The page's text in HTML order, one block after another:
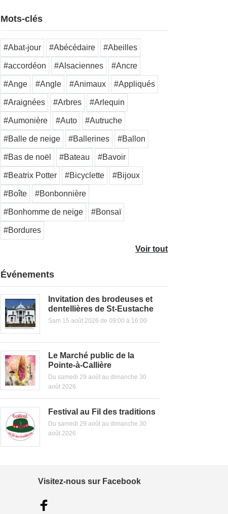
Mots-clés
#Abat-jour #Abécédaire #Abeilles
#accordéon #Alsaciennes #Ancre
#Ange #Angle #Animaux #Appliqués
#Araignées #Arbres #Arlequin
#Aumonière #Auto #Autruche
#Balle de neige #Ballerines #Ballon
#Bas de noël #Bateau #Bavoir
#Beatrix Potter #Bicyclette #Bijoux
#Boîte #Bonbonnière
#Bonhomme de neige #Bonsaï
#Bordures
Voir tout
Événements
Invitation des brodeuses et
dentellières de St-Eustache
Sam 15 août 2026 de 09:00 à 16:00
Le Marché public de la
Pointe-à-Callière
Du samedi 29 août au dimanche 30
août 2026
Festival au Fil des traditions
Du samedi 29 août au dimanche 30
août 2026
Visitez-nous sur Facebook